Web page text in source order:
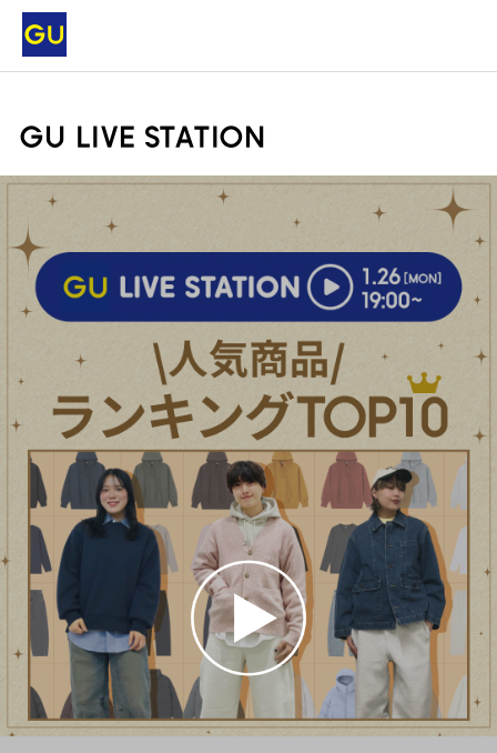
GU LIVE STATION